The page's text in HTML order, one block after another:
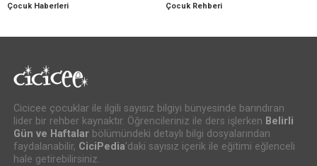
Çocuk Haberleri
Çocuk Rehberi
Cicicee çocuklar ile ilgili sayısız bilgiyi bünyesinde barındıran
lider bir rehber kaynaktır. Öğrencileriniz ile ders işlerken Belirli
Gün ve Haftalarbölümündeki detaylı bilgi dosyalarından
faydalanabilir, CiciPedia’daki sayısız içerik ile eğitimi eğlenceli
hale getirebilirsiniz.